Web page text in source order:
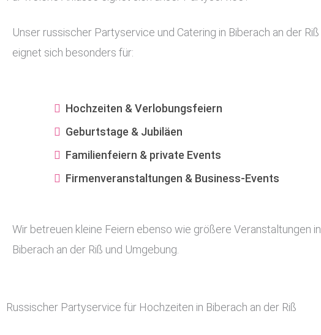
Unser russischer Partyservice und Catering in Biberach an der Riß
eignet sich besonders für:
Hochzeiten & Verlobungsfeiern
Geburtstage & Jubiläen
Familienfeiern & private Events
Firmenveranstaltungen & Business-Events
Wir betreuen kleine Feiern ebenso wie größere Veranstaltungen in
Biberach an der Riß und Umgebung.
Russischer Partyservice für Hochzeiten in Biberach an der Riß